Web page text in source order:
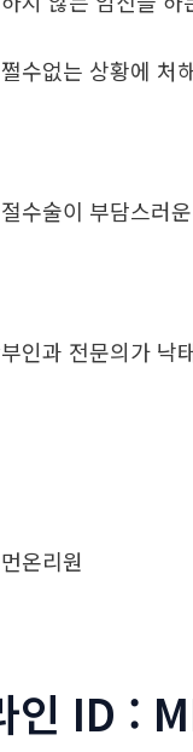
수없는 상황에 처
수술이 부담스러
인과 전문의가 낙
온리원
인 ID :